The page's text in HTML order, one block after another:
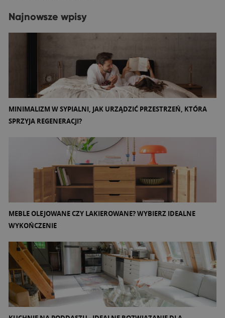
Najnowsze wpisy
MINIMALIZM W SYPIALNI, JAK URZĄDZIĆ PRZESTRZEŃ, KTÓRA
SPRZYJA REGENERACJI?
MEBLE OLEJOWANE CZY LAKIEROWANE? WYBIERZ IDEALNE
WYKOŃCZENIE